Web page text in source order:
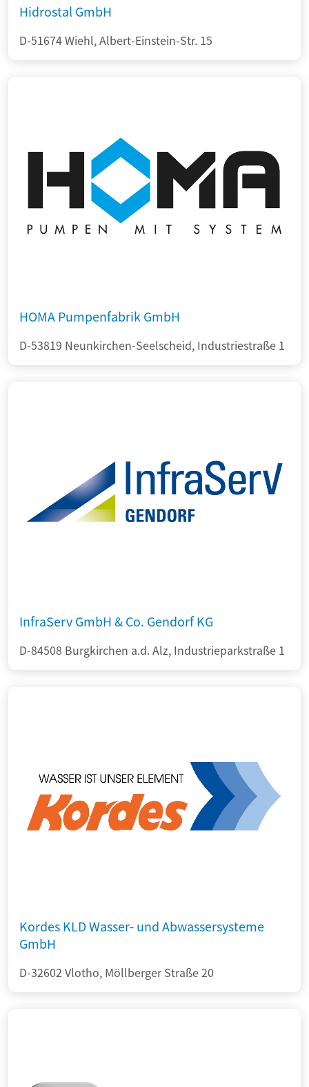
Hidrostal GmbH
D-51674 Wiehl, Albert-Einstein-Str. 15
HOMA Pumpenfabrik GmbH
D-53819 Neunkirchen-Seelscheid, Industriestraße 1
InfraServ GmbH & Co. Gendorf KG
D-84508 Burgkirchen a.d. Alz, Industrieparkstraße 1
Kordes KLD Wasser- und Abwassersysteme
GmbH
D-32602 Vlotho, Möllberger Straße 20